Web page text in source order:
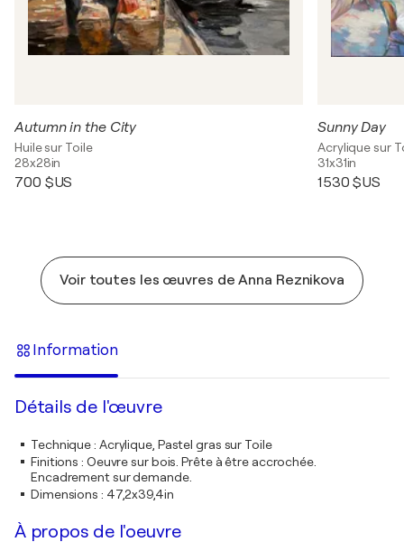
Autumn in the City
Huile sur Toile
28x28in
700 $US
Sunny Day
Acrylique sur
31x31in
1 530 $US
Voir toutes les œuvres de Anna Reznikova
Information
Détails de l'œuvre
Technique: Acrylique, Pastel gras sur Toile
Finitions : Oeuvre sur bois. Prête à être accrochée.
Encadrement sur demande.
Dimensions : 47,2x39,4in
À propos de l'oeuvre